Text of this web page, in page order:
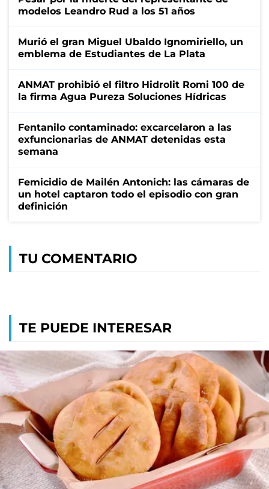
modelos Leandro Rud a los 51 años
Murió el gran Miguel Ubaldo Ignomiriello, un
emblema de Estudiantes de La Plata
ANMAT prohibió el filtro Hidrolit Romi 100 de
la firma Agua Pureza Soluciones Hídricas
Fentanilo contaminado: excarcelaron a las
exfuncionarias de ANMAT detenidas esta
semana
Femicidio de Mailén Antonich: las cámaras de
un hotel captaron todo el episodio con gran
definición
TU COMENTARIO
TE PUEDE INTERESAR